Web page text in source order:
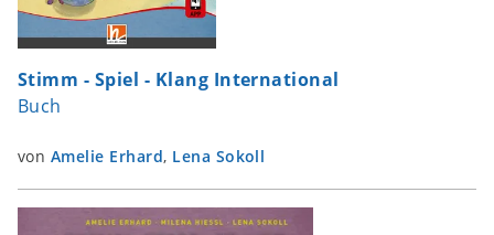
Stimm - Spiel - Klang International
Buch
von Amelie Erhard, Lena Sokoll